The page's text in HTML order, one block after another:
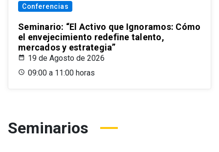
Conferencias
Seminario: “El Activo que Ignoramos: Cómo
el envejecimiento redefine talento,
mercados y estrategia”
19 de Agosto de 2026
09:00 a 11:00 horas
Seminarios